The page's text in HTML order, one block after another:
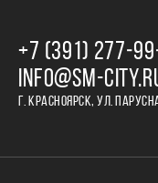
+7 (391)
INFO@SM-
Г. КРАСНОЯРСК, УЛ.